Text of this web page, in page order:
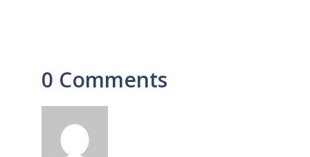
0 Comments